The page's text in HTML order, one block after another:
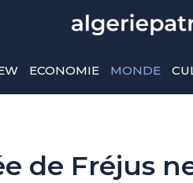
ECONOMIE MONDE
de Fréjus